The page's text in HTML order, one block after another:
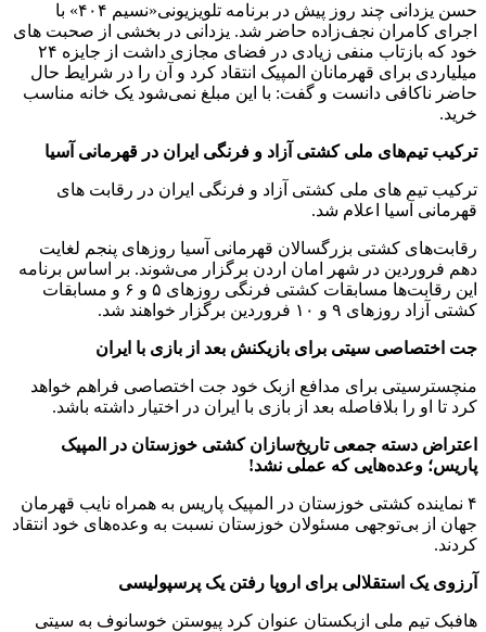
حسن یزدانی چند روز پیش در برنامه تلویزیونی«نسیم ۴۰۴» با
اجرای کامران نجف‌زاده حاضر شد. یزدانی در بخشی از صحبت های
خود که بازتاب منفی زیادی در فضای مجازی داشت از جایزه ۲۴
میلیاردی برای قهرمانان المپیک انتقاد کرد و آن را در شرایط حال
حاضر ناکافی دانست و گفت: با این مبلغ نمی‌شود یک خانه مناسب
خرید.
ترکیب تیم‌های ملی کشتی آزاد و فرنگی ایران در قهرمانی آسیا
ترکیب تیم های ملی کشتی آزاد و فرنگی ایران در رقابت های
قهرمانی آسیا اعلام شد.
رقابت‌های کشتی بزرگسالان قهرمانی آسیا روزهای پنجم لغایت
دهم فروردین در شهر امان اردن برگزار می‌شوند. بر اساس برنامه
این رقابت‌ها مسابقات کشتی فرنگی روزهای ۵ و ۶ و مسابقات
کشتی آزاد روزهای ۹ و ۱۰ فروردین برگزار خواهند شد.
جت اختصاصی سیتی برای بازیکنش بعد از بازی با ایران
منچسترسیتی برای مدافع ازبک خود جت اختصاصی فراهم خواهد
کرد تا او را بلافاصله بعد از بازی با ایران در اختیار داشته باشد.
اعتراض دسته جمعی تاریخ‌سازان کشتی خوزستان در المپیک
پاریس؛ وعده‌هایی که عملی نشد!
۴ نماینده کشتی خوزستان در المپیک پاریس به همراه نایب قهرمان
جهان از بی‌توجهی مسئولان خوزستان نسبت به وعده‌های خود انتقاد
کردند.
آرزوی یک استقلالی برای اروپا رفتن یک پرسپولیسی
هافبک تیم ملی ازبکستان عنوان کرد پیوستن خوسانوف به سیتی